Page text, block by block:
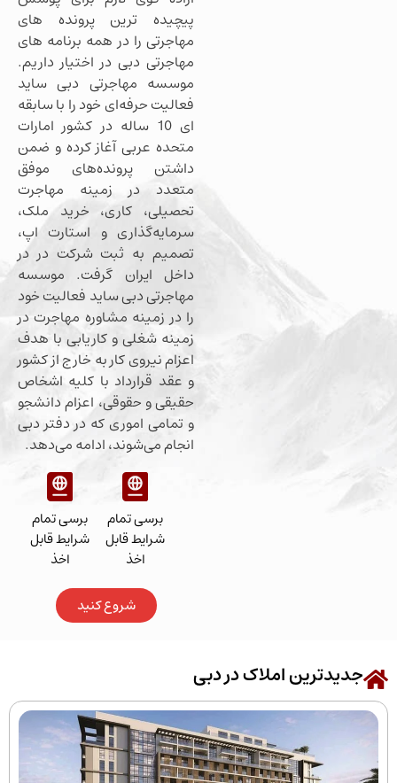
پیچیده ترین پرونده های
مهاجرتی را در همه برنامه های
مهاجرتی دبی در اختیار داریم.
موسسه مهاجرتی دبی ساید
فعالیت حرفه‌ای خود را با سابقه
ای 10 ساله در کشور امارات
متحده عربی آغاز کرده و ضمن
داشتن پرونده‌های موفق
متعدد در زمینه مهاجرت
تحصیلی، کاری، خرید ملک،
سرمایه‌گذاری و استارت اپ،
تصمیم به ثبت شرکت در در
داخل ایران گرفت. موسسه
مهاجرتی دبی ساید فعالیت خود
را در زمینه مشاوره مهاجرت در
زمینه شغلی و کاریابی با هدف
اعزام نیروی کار به خارج از کشور
و عقد قرارداد با کلیه اشخاص
حقیقی و حقوقی، اعزام دانشجو
و تمامی اموری که در دفتر دبی
انجام می‌شوند، ادامه می‌دهد.
برسی تمام
شرایط قابل
اخذ
شروع کنید
املاک در دبی